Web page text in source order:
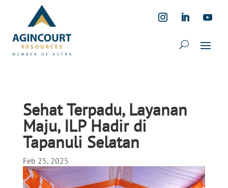
Sehat Terpadu, Layanan
Maju, ILP Hadir di
Tapanuli Selatan
Feb 25, 2025